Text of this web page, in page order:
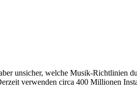
unsicher, welche Musik-Richtlinien
verwenden circa 400 Millionen